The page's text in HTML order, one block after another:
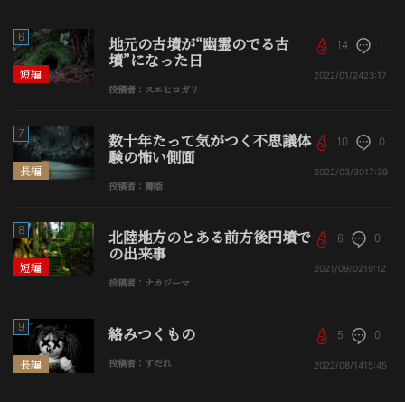
短編
6 地元の古墳が“幽霊のでる古
墳”になった日
投稿者：スエヒロガリ
14 1
2022/01/2423:17
長編
7 数十年たって気がつく不思議体
験の怖い側面
投稿者：舞姫
10 0
2022/03/3017:39
短編
8 北陸地方のとある前方後円墳で
の出来事
投稿者：ナカジーマ
6 0
2021/09/0219:12
長編
9 絡みつくもの
投稿者：すだれ
5 0
2022/08/1415:45